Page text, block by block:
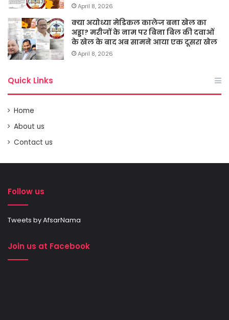
April 8, 2026
क्या अयोध्या मेडिकल कालेज बना खेल का
अड्डा? मरीजों के नाम पर बिना बिल की दवाओं
के खेल के बाद अब सामने आया एक दूसरा खेल
April 8, 2026
Quick Links
Home
About us
Contact us
Follow us
Tweets by AfsarNama
Join us at Facebook